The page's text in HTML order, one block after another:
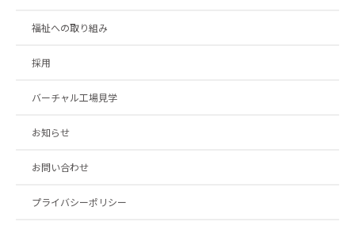
福祉への取り組み
採用
バーチャル工場見学
お知らせ
お問い合わせ
プライバシーポリシー